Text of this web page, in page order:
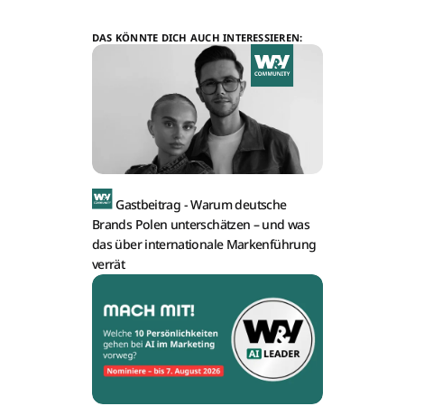
DAS KÖNNTE DICH AUCH INTERESSIEREN:
Gastbeitrag -Warum deutsche
Brands Polen unterschätzen – und was
das über internationale Markenführung
verrät